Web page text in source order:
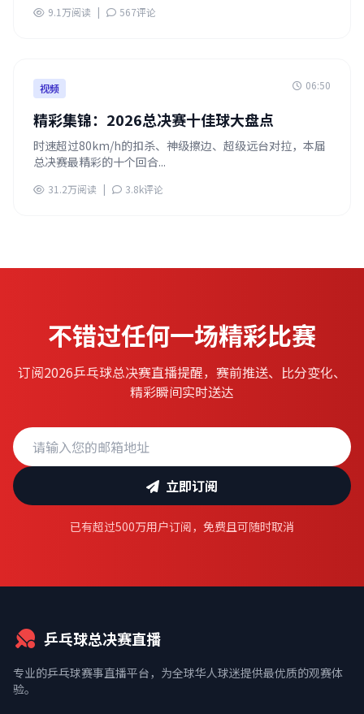
9.1万阅读 | 567评论
视频 06:50
精彩集锦：2026总决赛十佳球大盘点
时速超过80km/h的扣杀、神级擦边、超级远台对拉，本届
总决赛最精彩的十个回合...
31.2万阅读 | 3.8k评论
不错过任何一场精彩比赛
订阅2026乒乓球总决赛直播提醒，赛前推送、比分变化、
精彩瞬间实时送达
立即订阅
已有超过500万用户订阅，免费且可随时取消
乒乓球总决赛直播
专业的乒乓球赛事直播平台，为全球华人球迷提供最优质的观赛体
验。